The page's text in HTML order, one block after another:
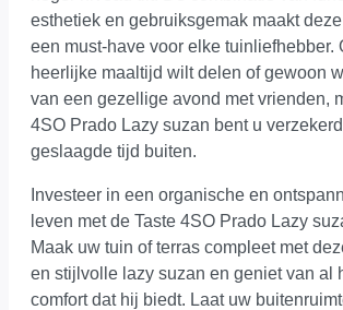
esthetiek en gebruiksgemak maakt
een must-have voor elke tuinliefhebber.
heerlijke maaltijd wilt delen of gewoon
van een gezellige avond met vrienden,
4SO Prado Lazy suzan bent u
geslaagde tijd buiten.
Investeer in een organische en
leven met de Taste 4SO Prado Lazy
Maak uw tuin of terras compleet met
en stijlvolle lazy suzan en geniet van al
comfort dat hij biedt. Laat uw